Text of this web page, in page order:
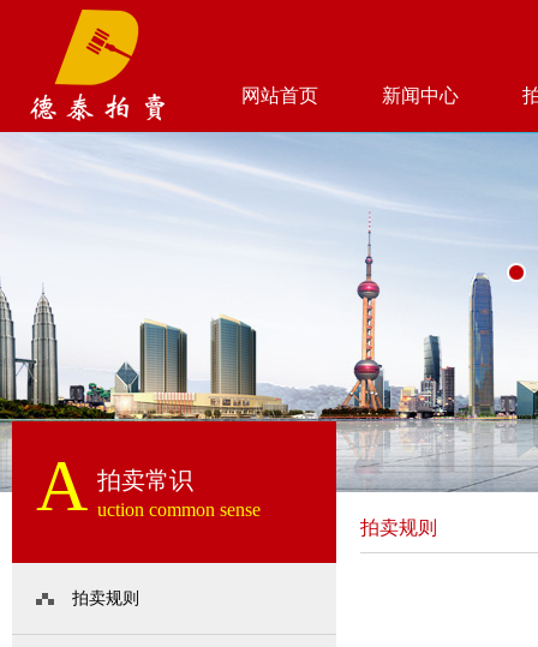
网站首页 新闻中心
A 拍卖常识
uction common sense
拍卖规则
拍卖规则